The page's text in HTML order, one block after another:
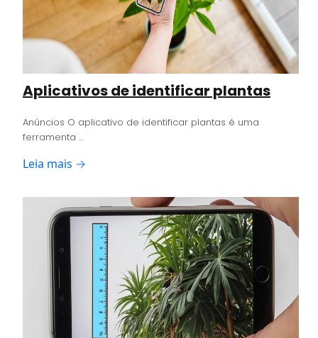
Aplicativos de identificar plantas
Anúncios O aplicativo de identificar plantas é uma
ferramenta ...
Leia mais →